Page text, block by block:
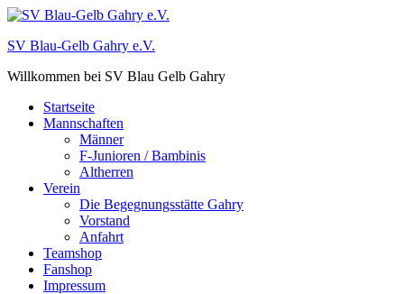
Zum
springen
SV Blau-Gelb Gahry e.V.
Willkommen bei SV Blau Gelb Gahry
Startseite
Mannschaften
Männer
F-Junioren / Bambinis
Altherren
Verein
Die Begegnungsstätte Gahry
Vorstand
Anfahrt
Teamshop
Fanshop
Impressum